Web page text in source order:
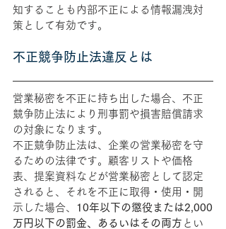
知することも内部不正による情報漏洩対
策として有効です。
不正競争防止法違反とは
営業秘密を不正に持ち出した場合、不正
競争防止法により刑事罰や損害賠償請求
の対象になります。
不正競争防止法は、企業の営業秘密を守
るための法律です。顧客リストや価格
表、提案資料などが営業秘密として認定
されると、それを不正に取得・使用・開
示した場合、 10年以下の懲役または2,000
万円以下の罰金、あるいはその両方 とい